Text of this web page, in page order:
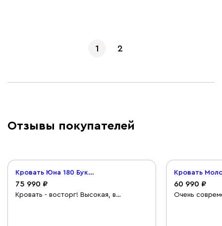
1 2
Отзывы покупателей
Кровать Юна 180 Букле Бежевый
75 990
Кровать - восторг! Высокая, в
60 990
Очень